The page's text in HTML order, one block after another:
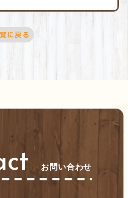
に戻る
お問い合わせ